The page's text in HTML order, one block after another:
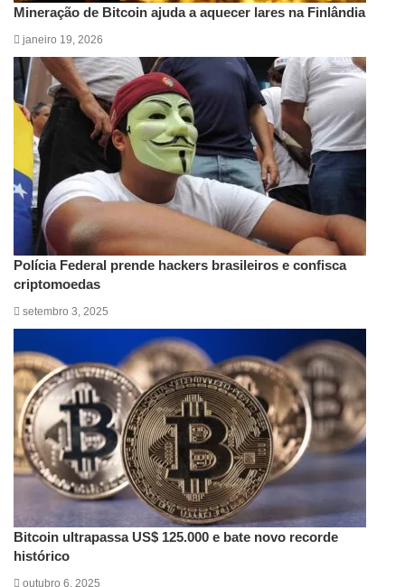
Mineração de Bitcoin ajuda a aquecer lares na Finlândia
janeiro 19, 2026
Polícia Federal prende hackers brasileiros e confisca
criptomoedas
setembro 3, 2025
Bitcoin ultrapassa US$ 125.000 e bate novo recorde
histórico
outubro 6, 2025